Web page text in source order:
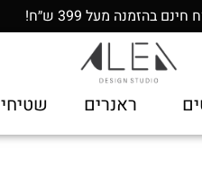
בהזמנה מעל 399 ש״ח!
ראנרים שטיחי PVC